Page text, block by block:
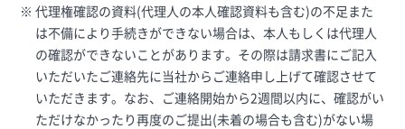
代理権確認の資料(代理人の本人確認資料も含む)の不足また
は不備により手続きができない場合は、本人もしくは代理人
の確認ができないことがあります。その際は請求書にご記入
いただいたご連絡先に当社からご連絡申し上げて確認させて
いただきます。なお、ご連絡開始から2週間以内に、確認がい
ただけなかったり再度のご提出(未着の場合も含む)がない場